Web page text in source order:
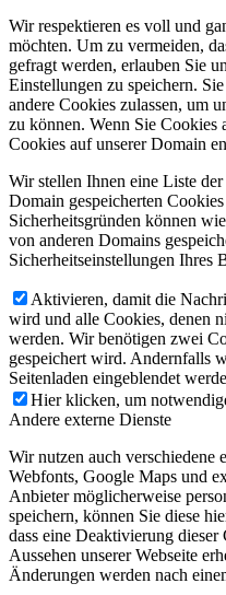
Wir respektieren es voll und
möchten. Um zu vermeiden,
gefragt werden, erlauben Sie
Einstellungen zu speichern.
andere Cookies zulassen, um
zu können. Wenn Sie Cookies
Cookies auf unserer Domain
Wir stellen Ihnen eine Liste
Domain gespeicherten
Sicherheitsgründen können
von anderen Domains
Sicherheitseinstellungen Ihres
Aktivieren, damit die
wird und alle Cookies, denen
werden. Wir benötigen zwei
gespeichert wird. Andernfalls
Seitenladen eingeblendet
Hier klicken, um
Andere externe Dienste
Wir nutzen auch verschiedene
Webfonts, Google Maps und
Anbieter möglicherweise
speichern, können Sie diese
dass eine Deaktivierung
Aussehen unserer Webseite
Änderungen werden nach